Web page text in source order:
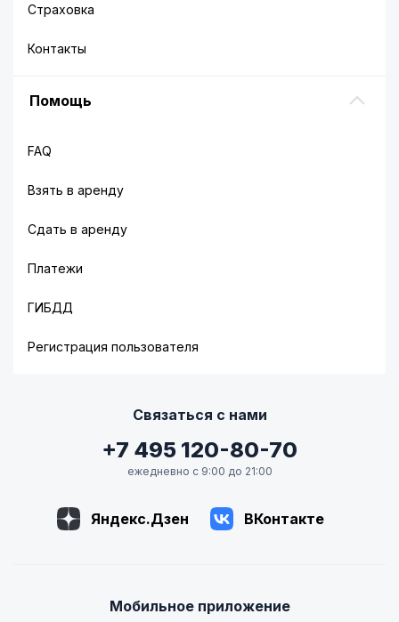
Страховка
Контакты
Помощь
FAQ
Взять в аренду
Сдать в аренду
Платежи
ГИБДД
Регистрация пользователя
Связаться с нами
+7 495 120-80-70
ежедневно с 9:00 до 21:00
Яндекс.Дзен ВКонтакте
Мобильное приложение